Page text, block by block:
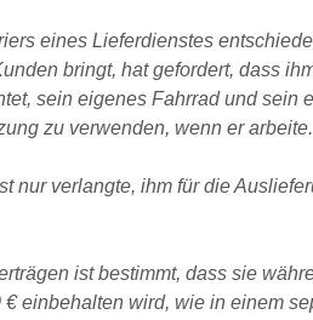
eines Lieferdienstes
bringt, hat gefordert, dass
sein eigenes Fahrrad und sein
zu verwenden, wenn er arbeite.
nur verlangte, ihm für die
ist bestimmt, dass sie
einbehalten wird, wie in einem